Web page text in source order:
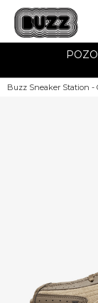
Buzz Sneaker Station -